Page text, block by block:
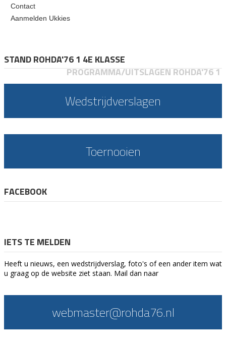
Contact
Aanmelden Ukkies
STAND ROHDA'76 1 4E KLASSE
PROGRAMMA/UITSLAGEN ROHDA'76 1
Wedstrijdverslagen
Toernooien
FACEBOOK
IETS TE MELDEN
Heeft u nieuws, een wedstrijdverslag, foto's of een ander item wat
u graag op de website ziet staan. Mail dan naar
webmaster@rohda76.nl